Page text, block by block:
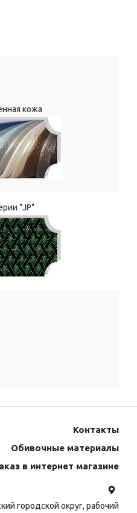
кожа
"JP"
Контакты
Обивочные материалы
в интернет магазине
городской округ, рабочий